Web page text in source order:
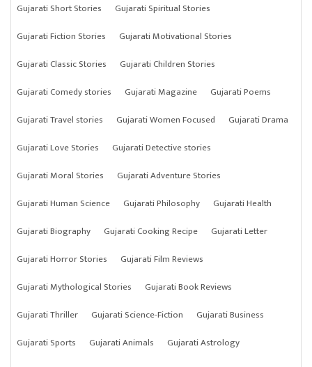
Gujarati Short Stories
Gujarati Spiritual Stories
Gujarati Fiction Stories
Gujarati Motivational Stories
Gujarati Classic Stories
Gujarati Children Stories
Gujarati Comedy stories
Gujarati Magazine
Gujarati Poems
Gujarati Travel stories
Gujarati Women Focused
Gujarati Drama
Gujarati Love Stories
Gujarati Detective stories
Gujarati Moral Stories
Gujarati Adventure Stories
Gujarati Human Science
Gujarati Philosophy
Gujarati Health
Gujarati Biography
Gujarati Cooking Recipe
Gujarati Letter
Gujarati Horror Stories
Gujarati Film Reviews
Gujarati Mythological Stories
Gujarati Book Reviews
Gujarati Thriller
Gujarati Science-Fiction
Gujarati Business
Gujarati Sports
Gujarati Animals
Gujarati Astrology